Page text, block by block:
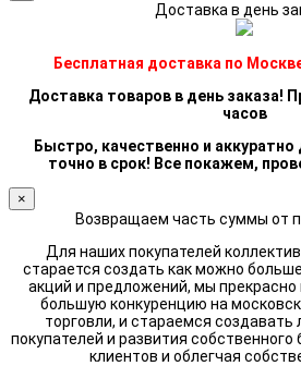
Доставка в день
Бесплатная доставка по
Доставка товаров в день заказа!
часов
Быстро, качественно и
точно в срок! Все покажем,
×
Возвращаем часть суммы от
Для наших покупателей
старается создать как можно
акций и предложений, мы
большую конкуренцию на
торговли, и стараемся создавать
покупателей и развития
клиентов и облегчая